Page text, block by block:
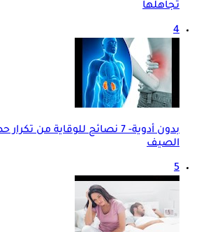
تجاهلها
4
بدون أدوية- 7 نصائح للوقاية من
الصيف
5